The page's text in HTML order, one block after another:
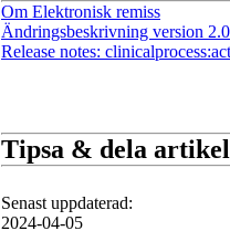
Om Elektronisk remiss
Ändringsbeskrivning version 2.0
Release notes:
Tipsa & dela
Senast uppdaterad:
2024-04-05